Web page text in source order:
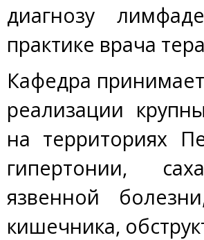
диагнозу
практике врача
Кафедра
реализации
на территориях
гипертонии,
язвенной
кишечника,